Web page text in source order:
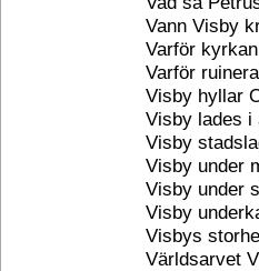
Vann Visby
Varför
Varför
Visby hyllar
Visby lades i
Visby
Visby under
Visby under
Visby
Visbys
Världsarvet